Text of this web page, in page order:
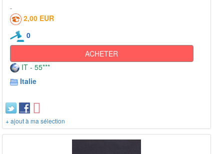
2,00 EUR
0
ACHETER
IT - 55***
Italie
+ ajout à ma sélection